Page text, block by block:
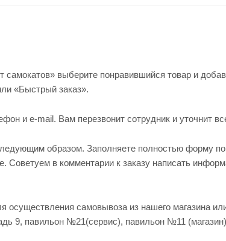
выберите понравившийся товар и
«Быстрый заказ».
и e-mail. Вам перезвонит сотрудник и уточнит
образом. Заполняете полностью форму
Советуем в комментарии к заказу написать
осуществления самовывоза из нашего магазина
9, павильон №21(сервис), павильон №11